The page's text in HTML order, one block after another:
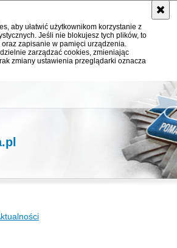
aby ułatwić użytkownikom korzystanie z
Jeśli nie blokujesz tych plików, to
zapisanie w pamięci urządzenia.
zarządzać cookies, zmieniając
zmiany ustawienia przeglądarki oznacza